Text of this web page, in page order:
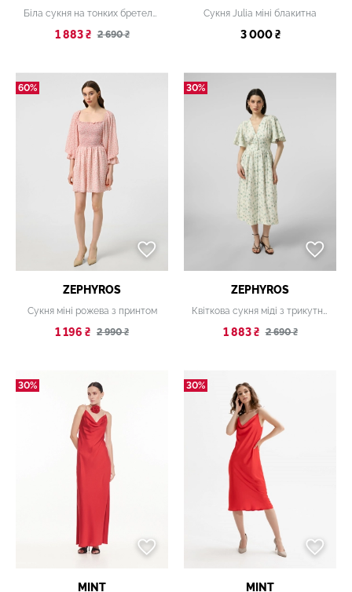
Біла сукня на тонких бретелях
1 883 ₴ 2 690 ₴
Сукня Julia міні блакитна
3 000 ₴
60%
ZEPHYROS
Сукня міні рожева з принтом
1 196 ₴ 2 990 ₴
30%
ZEPHYROS
Квіткова сукня міді з трикутним вирізом
1 883 ₴ 2 690 ₴
30%
MINT
30%
MINT